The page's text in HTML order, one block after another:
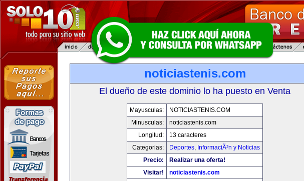
noticiastenis.com
El dueño de este dominio lo ha puesto en Venta
Mayusculas:
NOTICIASTENIS.COM
Minusculas:
noticiastenis.com
Longitud:
13 caracteres
Categorias:
Deportes, InformaciÃ³n y Noticias
Precio:
Realizar una oferta!
Visitar!
noticiastenis.com